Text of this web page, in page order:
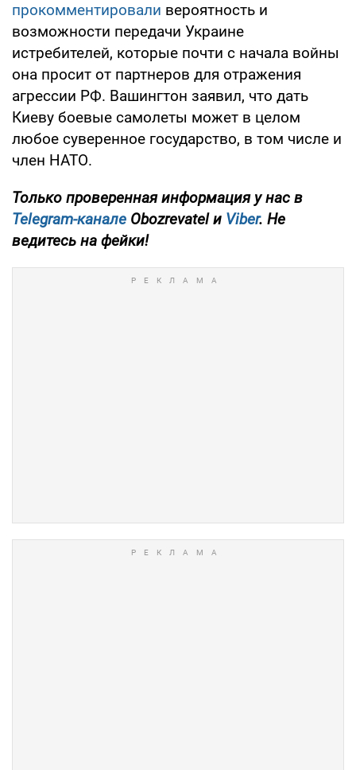
прокомментировали вероятность и
возможности передачи Украине
истребителей, которые почти с начала войны
она просит от партнеров для отражения
агрессии РФ. Вашингтон заявил, что дать
Киеву боевые самолеты может в целом
любое суверенное государство, в том числе и
член НАТО.
Только проверенная информация у нас в
Telegram-канале Obozrevatel и Viber. Не
ведитесь на фейки!